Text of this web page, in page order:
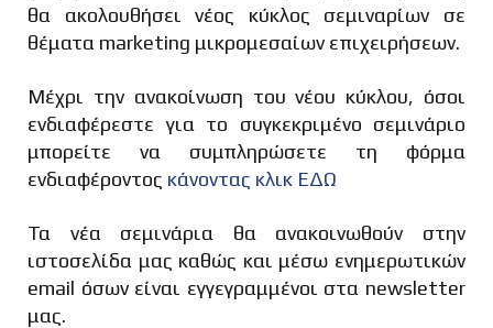
θα ακολουθήσει νέος κύκλος σεμιναρίων σε
θέματα marketing μικρομεσαίων επιχειρήσεων.
Μέχρι την ανακοίνωση του νέου κύκλου, όσοι
ενδιαφέρεστε για το συγκεκριμένο σεμινάριο
μπορείτε να συμπληρώσετε τη φόρμα
ενδιαφέροντος κάνοντας κλικ ΕΔΩ
Τα νέα σεμινάρια θα ανακοινωθούν στην
ιστοσελίδα μας καθώς και μέσω ενημερωτικών
email όσων είναι εγγεγραμμένοι στα newsletter
μας.